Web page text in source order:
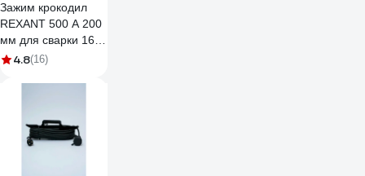
Зажим крокодил
REXANT 500 А 200
мм для сварки 16-
0055
4.8(16)